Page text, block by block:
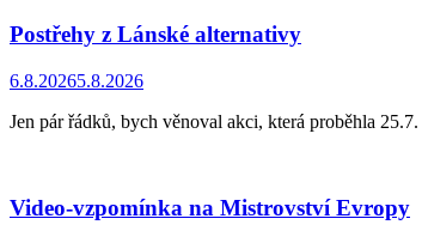
Postřehy z Lánské alternativy
6.8.20265.8.2026
Jen pár řádků, bych věnoval akci, která proběhla
Video-vzpomínka na Mistrovství Evropy